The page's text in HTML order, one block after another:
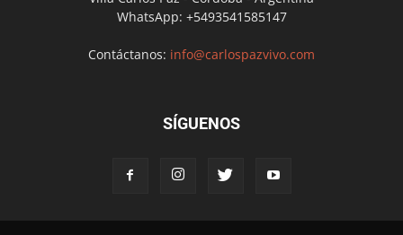
WhatsApp: +5493541585147
Contáctanos: info@carlospazvivo.com
SÍGUENOS